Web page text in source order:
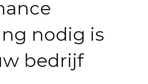
nodig is
bedrijf